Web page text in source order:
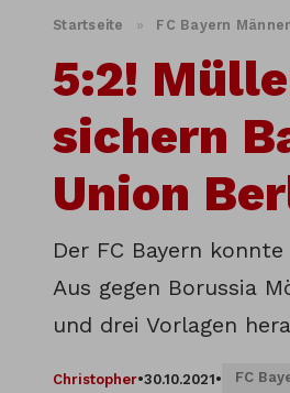
Startseite » FC Bayern Männer
5:2!
sichern
Union
Der FC Bayern
Aus gegen Borussia
und drei Vorlagen
Christopher•30.10.2021• FC